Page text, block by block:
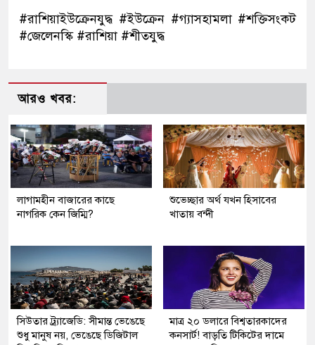
#রাশিয়াইউক্রেনযুদ্ধ #ইউক্রেন #গ্যাসহামলা #শক্তিসংকট
#জেলেনস্কি #রাশিয়া #শীতযুদ্ধ
আরও খবর:
লাগামহীন বাজারের কাছে
নাগরিক কেন জিম্মি?
শুভেচ্ছার অর্থ যখন হিসাবের
খাতায় বন্দী
সিউতার ট্র্যাজেডি: সীমান্ত ভেঙেছে
শুধু মানুষ নয়, ভেঙেছে ডিজিটাল
মাত্র ২০ ডলারে বিশ্বতারকাদের
কনসার্ট! বাড়তি টিকিটের দামে